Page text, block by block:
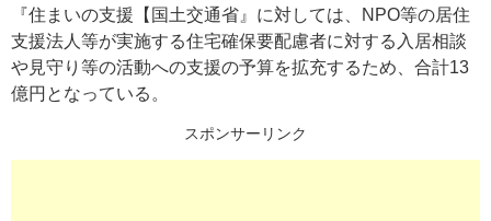
『住まいの支援【国土交通省』に対しては、NPO等の居住
支援法人等が実施する住宅確保要配慮者に対する入居相談
や見守り等の活動への支援の予算を拡充するため、合計13
億円となっている。
スポンサーリンク